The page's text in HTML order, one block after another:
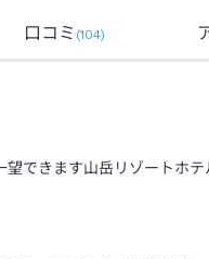
口コミ (104)
できます山岳リゾートホ